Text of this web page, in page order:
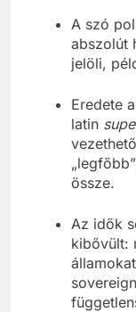
A szó
abszolút
jelöli,
Eredete
latin
össze.
Az idők
kibővült: